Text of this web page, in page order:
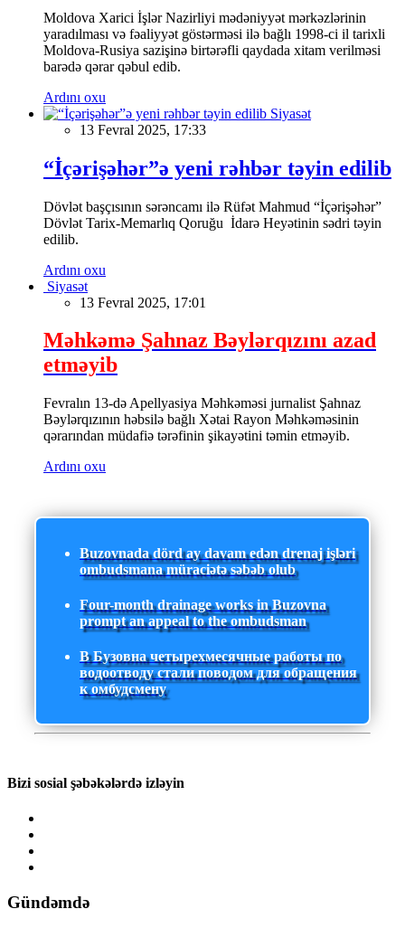
Moldova Xarici İşlər Nazirliyi mədəniyyət mərkəzlərinin
yaradılması və fəaliyyət göstərməsi ilə bağlı 1998-ci il tarixli
Moldova-Rusiya sazişinə birtərəfli qaydada xitam verilməsi
barədə qərar qəbul edib.
Ardını oxu
Siyasət
13 Fevral 2025, 17:33
“İçərişəhər”ə yeni rəhbər təyin edilib
Dövlət başçısının sərəncamı ilə Rüfət Mahmud “İçərişəhər”
Dövlət Tarix-Memarlıq Qoruğu İdarə Heyətinin sədri təyin
edilib.
Ardını oxu
Siyasət
13 Fevral 2025, 17:01
Məhkəmə Şahnaz Bəylərqızını azad
etməyib
Fevralın 13-də Apellyasiya Məhkəməsi jurnalist Şahnaz
Bəylərqızının həbsilə bağlı Xətai Rayon Məhkəməsinin
qərarından müdafiə tərəfinin şikayətini təmin etməyib.
Ardını oxu
Buzovnada dörd ay davam edən drenaj işləri
ombudsmana müraciətə səbəb olub
Four-month drainage works in Buzovna
prompt an appeal to the ombudsman
В Бузовна четырехмесячные работы по
водоотводу стали поводом для обращения
к омбудсмену
Bizi sosial şəbəkələrdə izləyin
Gündəmdə